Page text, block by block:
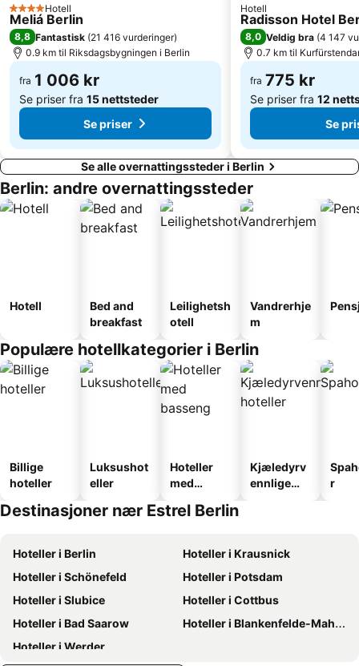
Gendarmenmarkt
Waldbühne
Spandau
Berlin Zoos Akvarium
Martin-Gropius-Bau
Sylvesterparty Brandenburger Tor
Seestraße Metro Station
East-Side-Gallery
Tempelhof
4 Stjerner
Hotell
Meliá Berlin
8,8 Fantastisk (21 416 vurderinger)
0.9 km til Riksdagsbygningen i Berlin
fra 1 006 kr
Se priser fra 15 nettsteder
Se priser
Hotell
Radisson Hotel
8,0 Veldig bra (4 147
0.7 km til
fra 775 kr
Se priser fra 12
Se
Se alle overnattingssteder i Berlin
Berlin: andre overnattingssteder
Hotell
Bed and
breakfast
Leilighetsh
otell
Vandrerhje
m
Populære hotellkategorier i Berlin
Billige
hoteller
Luksushot
eller
Hoteller
med
Kjæledyrv
ennlige
r
Destinasjoner nær Estrel Berlin
Hoteller i Berlin
Hoteller i Krausnick
Hoteller i Schönefeld
Hoteller i Potsdam
Hoteller i Slubice
Hoteller i Cottbus
Hoteller i Bad Saarow
Hoteller i Blankenfelde-Mahlow
Hoteller i Werder